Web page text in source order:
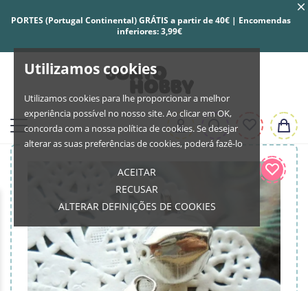
Utilizamos cookies
Utilizamos cookies para lhe proporcionar a melhor
experiência possível no nosso site. Ao clicar em OK,
concorda com a nossa política de cookies. Se desejar
alterar as suas preferências de cookies, poderá fazê-lo
ACEITAR
RECUSAR
ALTERAR DEFINIÇÕES DE COOKIES
PORTES (Portugal Continental) GRÁTIS a partir de 40€ | Encomendas
inferiores: 3,99€